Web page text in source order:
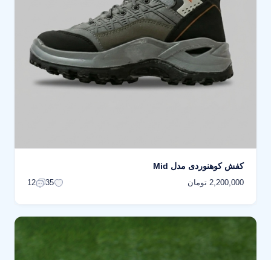
کفش کوهنوردی مدل Mid
2,200,000 تومان 35
12